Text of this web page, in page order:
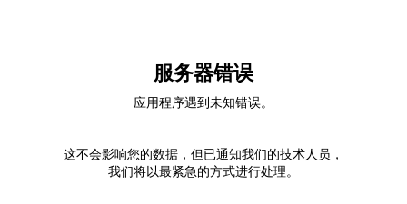
服务器错误
应用程序遇到未知错误。
这不会影响您的数据，但已通知我们的技术人员，
我们将以最紧急的方式进行处理。